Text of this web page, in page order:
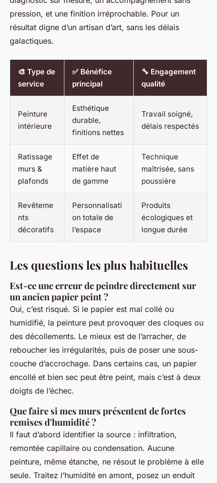
pression, et une finition irréprochable. Pour un
résultat digne d’un artisan d’art, sans les délais
galactiques.
🎨 Type de
service
✅ Bénéfice
principal
🔧 Engagement
qualité
Peinture
intérieure
Esthétique
durable,
finitions nettes
Travail soigné,
délais respectés
Ratissage
murs &
plafonds
Effet de
matière haut
de gamme
Technique
maîtrisée, sans
poussière
Revêteme
nts
décoratifs
Personnalisati
on totale de
l’espace
Produits
écologiques et
longue durée
Les questions les plus habituelles
Est-ce une erreur de peindre directement sur
un ancien papier peint ?
Oui, c’est risqué. Si le papier est mal collé ou
humidifié, la peinture peut provoquer des cloques ou
des décollements. Le mieux est de l’arracher, de
reboucher les irrégularités, puis de poser une sous-
couche d’accrochage. Dans certains cas, un papier
encollé et bien sec peut être peint, mais c’est à deux
doigts de l’échec.
Que faire si mes murs présentent de fortes
remises d'humidité ?
Il faut d’abord identifier la source : infiltration,
remontée capillaire ou condensation. Aucune
peinture, même étanche, ne résout le problème à elle
seule. Traitez l’humidité en amont, posez un enduit